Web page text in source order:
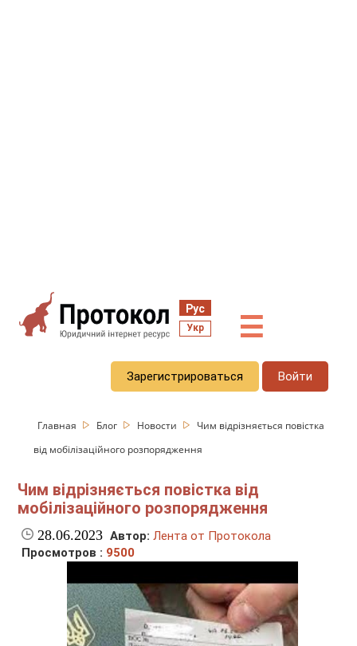
Рус
Укр ☰
Зарегистрироваться Войти
Главная Блог Новости
Чим відрізняється повістка
від мобілізаційного розпорядження
Чим відрізняється повістка від
мобілізаційного розпорядження
28.06.2023 Автор: Лента от Протокола
Просмотров : 9500